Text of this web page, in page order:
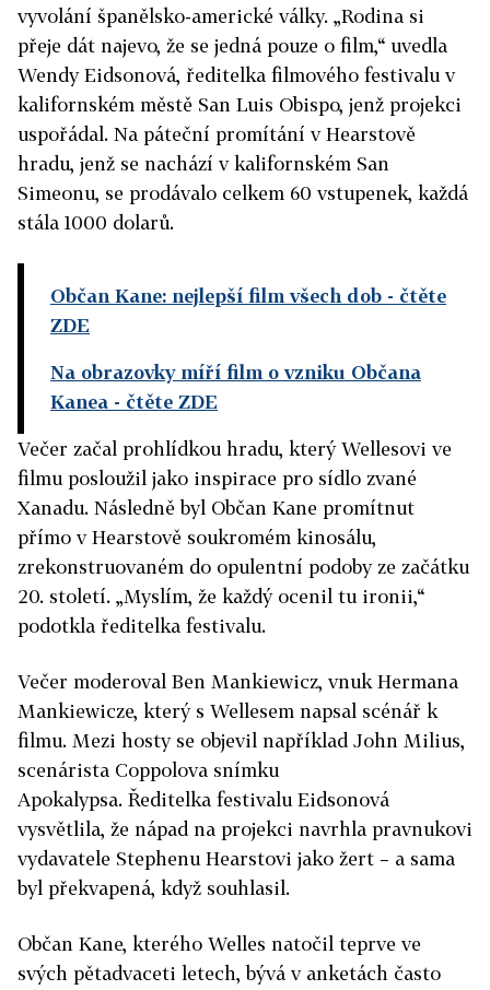
vyvolání španělsko-americké války. „Rodina si
přeje dát najevo, že se jedná pouze o film,“ uvedla
Wendy Eidsonová, ředitelka filmového festivalu v
kalifornském městě San Luis Obispo, jenž projekci
uspořádal. Na páteční promítání v Hearstově
hradu, jenž se nachází v kalifornském San
Simeonu, se prodávalo celkem 60 vstupenek, každá
stála 1000 dolarů.
Občan Kane: nejlepší film všech dob - čtěte
ZDE
Na obrazovky míří film o vzniku Občana
Kanea - čtěte ZDE
Večer začal prohlídkou hradu, který Wellesovi ve
filmu posloužil jako inspirace pro sídlo zvané
Xanadu. Následně byl Občan Kane promítnut
přímo v Hearstově soukromém kinosálu,
zrekonstruovaném do opulentní podoby ze začátku
20. století. „Myslím, že každý ocenil tu ironii,“
podotkla ředitelka festivalu.
Večer moderoval Ben Mankiewicz, vnuk Hermana
Mankiewicze, který s Wellesem napsal scénář k
filmu. Mezi hosty se objevil například John Milius,
scenárista Coppolova snímku
Apokalypsa. Ředitelka festivalu Eidsonová
vysvětlila, že nápad na projekci navrhla pravnukovi
vydavatele Stephenu Hearstovi jako žert – a sama
byl překvapená, když souhlasil.
Občan Kane, kterého Welles natočil teprve ve
svých pětadvaceti letech, bývá v anketách často